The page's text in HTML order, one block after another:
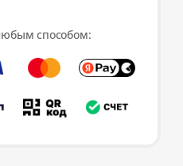
способом: